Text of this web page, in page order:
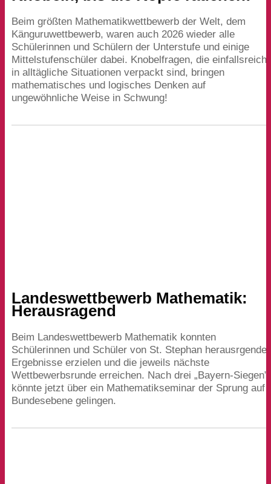
Beim größten Mathematikwettbewerb der Welt, dem
Känguruwettbewerb, waren auch 2026 wieder alle
Schülerinnen und Schülern der Unterstufe und einige
Mittelstufenschüler dabei. Knobelfragen, die einfallsreich
in alltägliche Situationen verpackt sind, bringen
mathematisches und logisches Denken auf
ungewöhnliche Weise in Schwung!
Landeswettbewerb Mathematik:
Herausragend
Beim Landeswettbewerb Mathematik konnten
Schülerinnen und Schüler von St. Stephan herausrgende
Ergebnisse erzielen und die jeweils nächste
Wettbewerbsrunde erreichen. Nach drei„Bayern-Siegen”
könnte jetzt über ein Mathematikseminar der Sprung auf
Bundesebene gelingen.